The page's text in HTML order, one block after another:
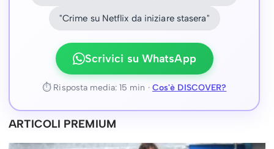
"Crime su Netflix da iniziare stasera"
Scrivici su WhatsApp
⏱ Risposta media: 15 min · Cos'è DISCOVER?
ARTICOLI PREMIUM